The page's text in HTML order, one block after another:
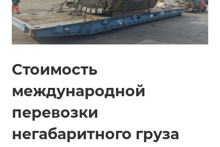
Стоимость
международной
перевозки
негабаритного груза